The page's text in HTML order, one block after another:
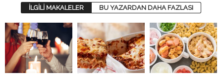
İLGİLİ MAKALELER BU YAZARDAN DAHA FAZLASI